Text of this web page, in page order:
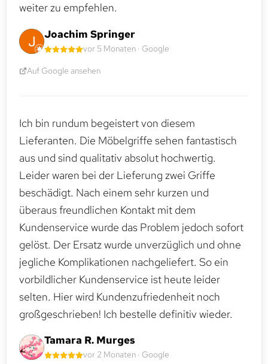
weiter zu empfehlen.
Joachim Springer
vor 5 Monaten · Google
Auf Google ansehen
Ich bin rundum begeistert von diesem
Lieferanten. Die Möbelgriffe sehen fantastisch
aus und sind qualitativ absolut hochwertig.
Leider waren bei der Lieferung zwei Griffe
beschädigt. Nach einem sehr kurzen und
überaus freundlichen Kontakt mit dem
Kundenservice wurde das Problem jedoch sofort
gelöst. Der Ersatz wurde unverzüglich und ohne
jegliche Komplikationen nachgeliefert. So ein
vorbildlicher Kundenservice ist heute leider
selten. Hier wird Kundenzufriedenheit noch
großgeschrieben! Ich bestelle definitiv wieder.
Tamara R. Murges
vor 2 Monaten · Google